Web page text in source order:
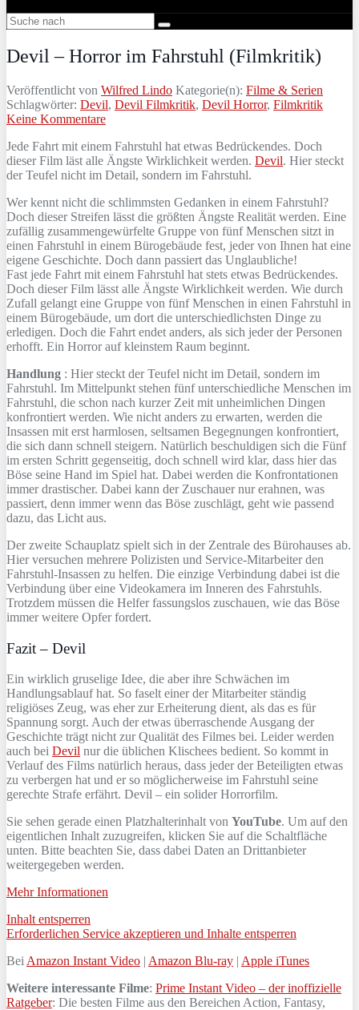
Devil – Horror im Fahrstuhl (Filmkritik)
Veröffentlicht von Wilfred Lindo Kategorie(n): Filme & Serien
Schlagwörter: Devil, Devil Filmkritik, Devil Horror, Filmkritik
Keine Kommentare
Jede Fahrt mit einem Fahrstuhl hat etwas Bedrückendes. Doch
dieser Film läst alle Ängste Wirklichkeit werden. Devil. Hier steckt
der Teufel nicht im Detail, sondern im Fahrstuhl.
Wer kennt nicht die schlimmsten Gedanken in einem Fahrstuhl?
Doch dieser Streifen lässt die größten Ängste Realität werden. Eine
zufällig zusammengewürfelte Gruppe von fünf Menschen sitzt in
einen Fahrstuhl in einem Bürogebäude fest, jeder von Ihnen hat eine
eigene Geschichte. Doch dann passiert das Unglaubliche!
Fast jede Fahrt mit einem Fahrstuhl hat stets etwas Bedrückendes.
Doch dieser Film lässt alle Ängste Wirklichkeit werden. Wie durch
Zufall gelangt eine Gruppe von fünf Menschen in einen Fahrstuhl in
einem Bürogebäude, um dort die unterschiedlichsten Dinge zu
erledigen. Doch die Fahrt endet anders, als sich jeder der Personen
erhofft. Ein Horror auf kleinstem Raum beginnt.
Handlung : Hier steckt der Teufel nicht im Detail, sondern im
Fahrstuhl. Im Mittelpunkt stehen fünf unterschiedliche Menschen im
Fahrstuhl, die schon nach kurzer Zeit mit unheimlichen Dingen
konfrontiert werden. Wie nicht anders zu erwarten, werden die
Insassen mit erst harmlosen, seltsamen Begegnungen konfrontiert,
die sich dann schnell steigern. Natürlich beschuldigen sich die Fünf
im ersten Schritt gegenseitig, doch schnell wird klar, dass hier das
Böse seine Hand im Spiel hat. Dabei werden die Konfrontationen
immer drastischer. Dabei kann der Zuschauer nur erahnen, was
passiert, denn immer wenn das Böse zuschlägt, geht wie passend
dazu, das Licht aus.
Der zweite Schauplatz spielt sich in der Zentrale des Bürohauses ab.
Hier versuchen mehrere Polizisten und Service-Mitarbeiter den
Fahrstuhl-Insassen zu helfen. Die einzige Verbindung dabei ist die
Verbindung über eine Videokamera im Inneren des Fahrstuhls.
Trotzdem müssen die Helfer fassungslos zuschauen, wie das Böse
immer weitere Opfer fordert.
Fazit – Devil
Ein wirklich gruselige Idee, die aber ihre Schwächen im
Handlungsablauf hat. So faselt einer der Mitarbeiter ständig
religiöses Zeug, was eher zur Erheiterung dient, als das es für
Spannung sorgt. Auch der etwas überraschende Ausgang der
Geschichte trägt nicht zur Qualität des Filmes bei. Leider werden
auch bei Devil nur die üblichen Klischees bedient. So kommt in
Verlauf des Films natürlich heraus, dass jeder der Beteiligten etwas
zu verbergen hat und er so möglicherweise im Fahrstuhl seine
gerechte Strafe erfährt. Devil – ein solider Horrorfilm.
Sie sehen gerade einen Platzhalterinhalt von YouTube. Um auf den
eigentlichen Inhalt zuzugreifen, klicken Sie auf die Schaltfläche
unten. Bitte beachten Sie, dass dabei Daten an Drittanbieter
weitergegeben werden.
Mehr Informationen
Inhalt entsperren
Erforderlichen Service akzeptieren und Inhalte entsperren
Bei Amazon Instant Video | Amazon Blu-ray | Apple iTunes
Weitere interessante Filme: Prime Instant Video – der inoffizielle
Ratgeber: Die besten Filme aus den Bereichen Action, Fantasy,